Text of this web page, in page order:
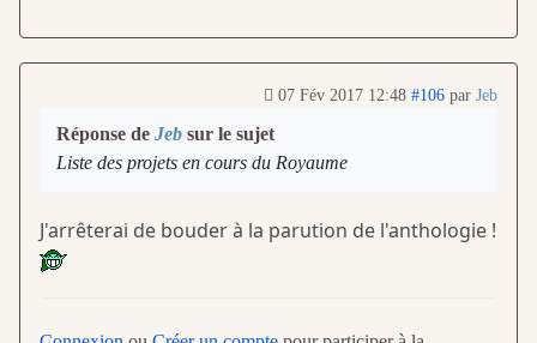
07 Fév 2017 12:48 #106 par Jeb
Réponse de Jeb sur le sujet
Liste des projets en cours du Royaume
J'arrêterai de bouder à la parution de l'anthologie !